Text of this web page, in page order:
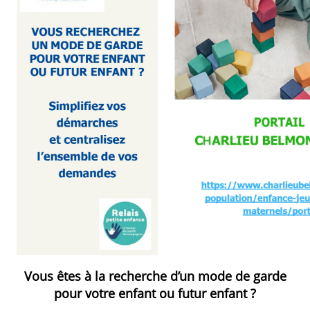
Vous êtes à la recherche d’un mode de garde
pour votre enfant ou futur enfant ?